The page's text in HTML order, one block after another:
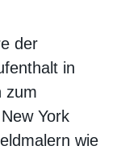
der
in
zum
York
wie